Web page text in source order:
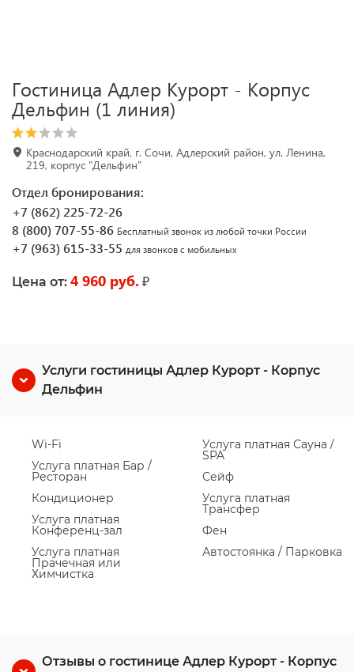
Гостиница Адлер Курорт - Корпус
Дельфин (1 линия)
Краснодарский край, г. Сочи, Адлерский район, ул. Ленина,
219, корпус "Дельфин"
Отдел бронирования:
+7 (862) 225-72-26
8 (800) 707-55-86 Бесплатный звонок из любой точки России
+7 (963) 615-33-55 для звонков с мобильных
Цена от: 4 960 руб. ₽
Услуги гостиницы Адлер Курорт - Корпус
Дельфин
Wi-Fi
Услуга платная Бар /
Ресторан
Кондиционер
Услуга платная
Конференц-зал
Услуга платная
Прачечная или
Химчистка
Услуга платная Сауна /
SPA
Сейф
Услуга платная
Трансфер
Фен
Автостоянка / Парковка
Отзывы о гостинице Адлер Курорт - Корпус